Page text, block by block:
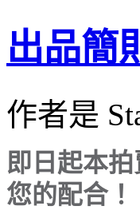
出品簡
作者是
即日起本
您的配合！